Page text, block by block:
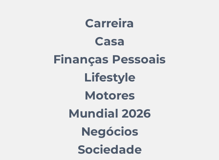
Carreira
Casa
Finanças Pessoais
Lifestyle
Motores
Mundial 2026
Negócios
Sociedade